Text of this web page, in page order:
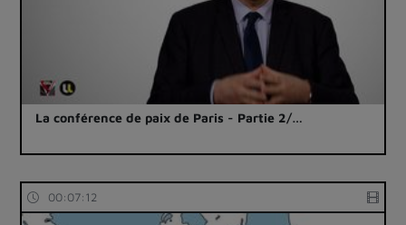
La conférence de paix de Paris - Partie 2/…
00:07:12